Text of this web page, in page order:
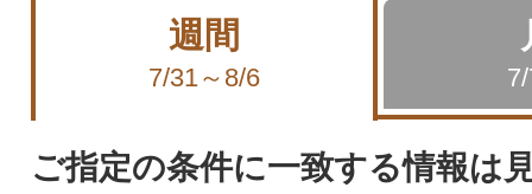
週間
7/31～8/6
ご指定の条件に一致する情報は